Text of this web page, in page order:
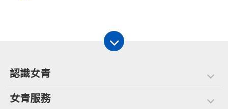
認識女青
女青服務